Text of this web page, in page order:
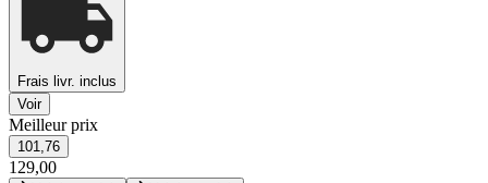
Frais livr. inclus
Voir
Meilleur prix
101,76
129,00